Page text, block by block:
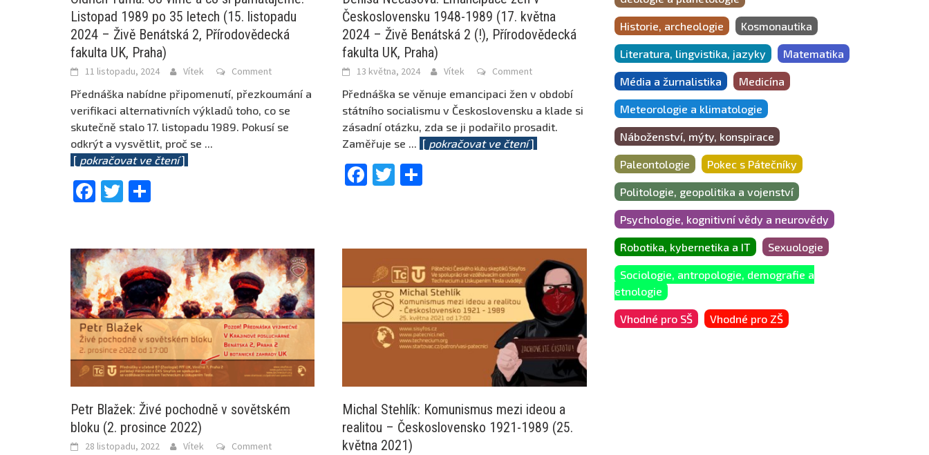
Listopad 1989 po 35 letech (15. listopadu
2024 – Živě Benátská 2, Přírodovědecká
fakulta UK, Praha)
11 listopadu, 2024 Vítek Comment
Přednáška nabídne připomenutí, přezkoumání a
verifikaci alternativních výkladů toho, co se
skutečně stalo 17. listopadu 1989. Pokusí se
odkrýt a vysvětlit, proč se ...
[ pokračovat ve čtení]
Facebook
Twitter
Československu 1948-1989 (17. května
2024 – Živě Benátská 2 (!), Přírodovědecká
fakulta UK, Praha)
13 května, 2024 Vítek Comment
Přednáška se věnuje emancipaci žen v období
státního socialismu v Československu a klade si
zásadní otázku, zda se ji podařilo prosadit.
Zaměřuje se ... [ pokračovat ve čtení]
Facebook
Twitter
Petr Blažek: Živé pochodně v sovětském
bloku (2. prosince 2022)
28 listopadu, 2022 Vítek Comment
Michal Stehlík: Komunismus mezi ideou a
realitou – Československo 1921-1989 (25.
května 2021)
Historie, archeologie Kosmonautika
Literatura, lingvistika, jazyky Matematika
Média a žurnalistika Medicína
Meteorologie a klimatologie
Náboženství, mýty, konspirace
Paleontologie Pokec s Pátečníky
Politologie, geopolitika a vojenství
Psychologie, kognitivní vědy a neurovědy
Robotika, kybernetika a IT Sexuologie
Sociologie, antropologie, demografie a
etnologie
Vhodné pro SŠ Vhodné pro ZŠ